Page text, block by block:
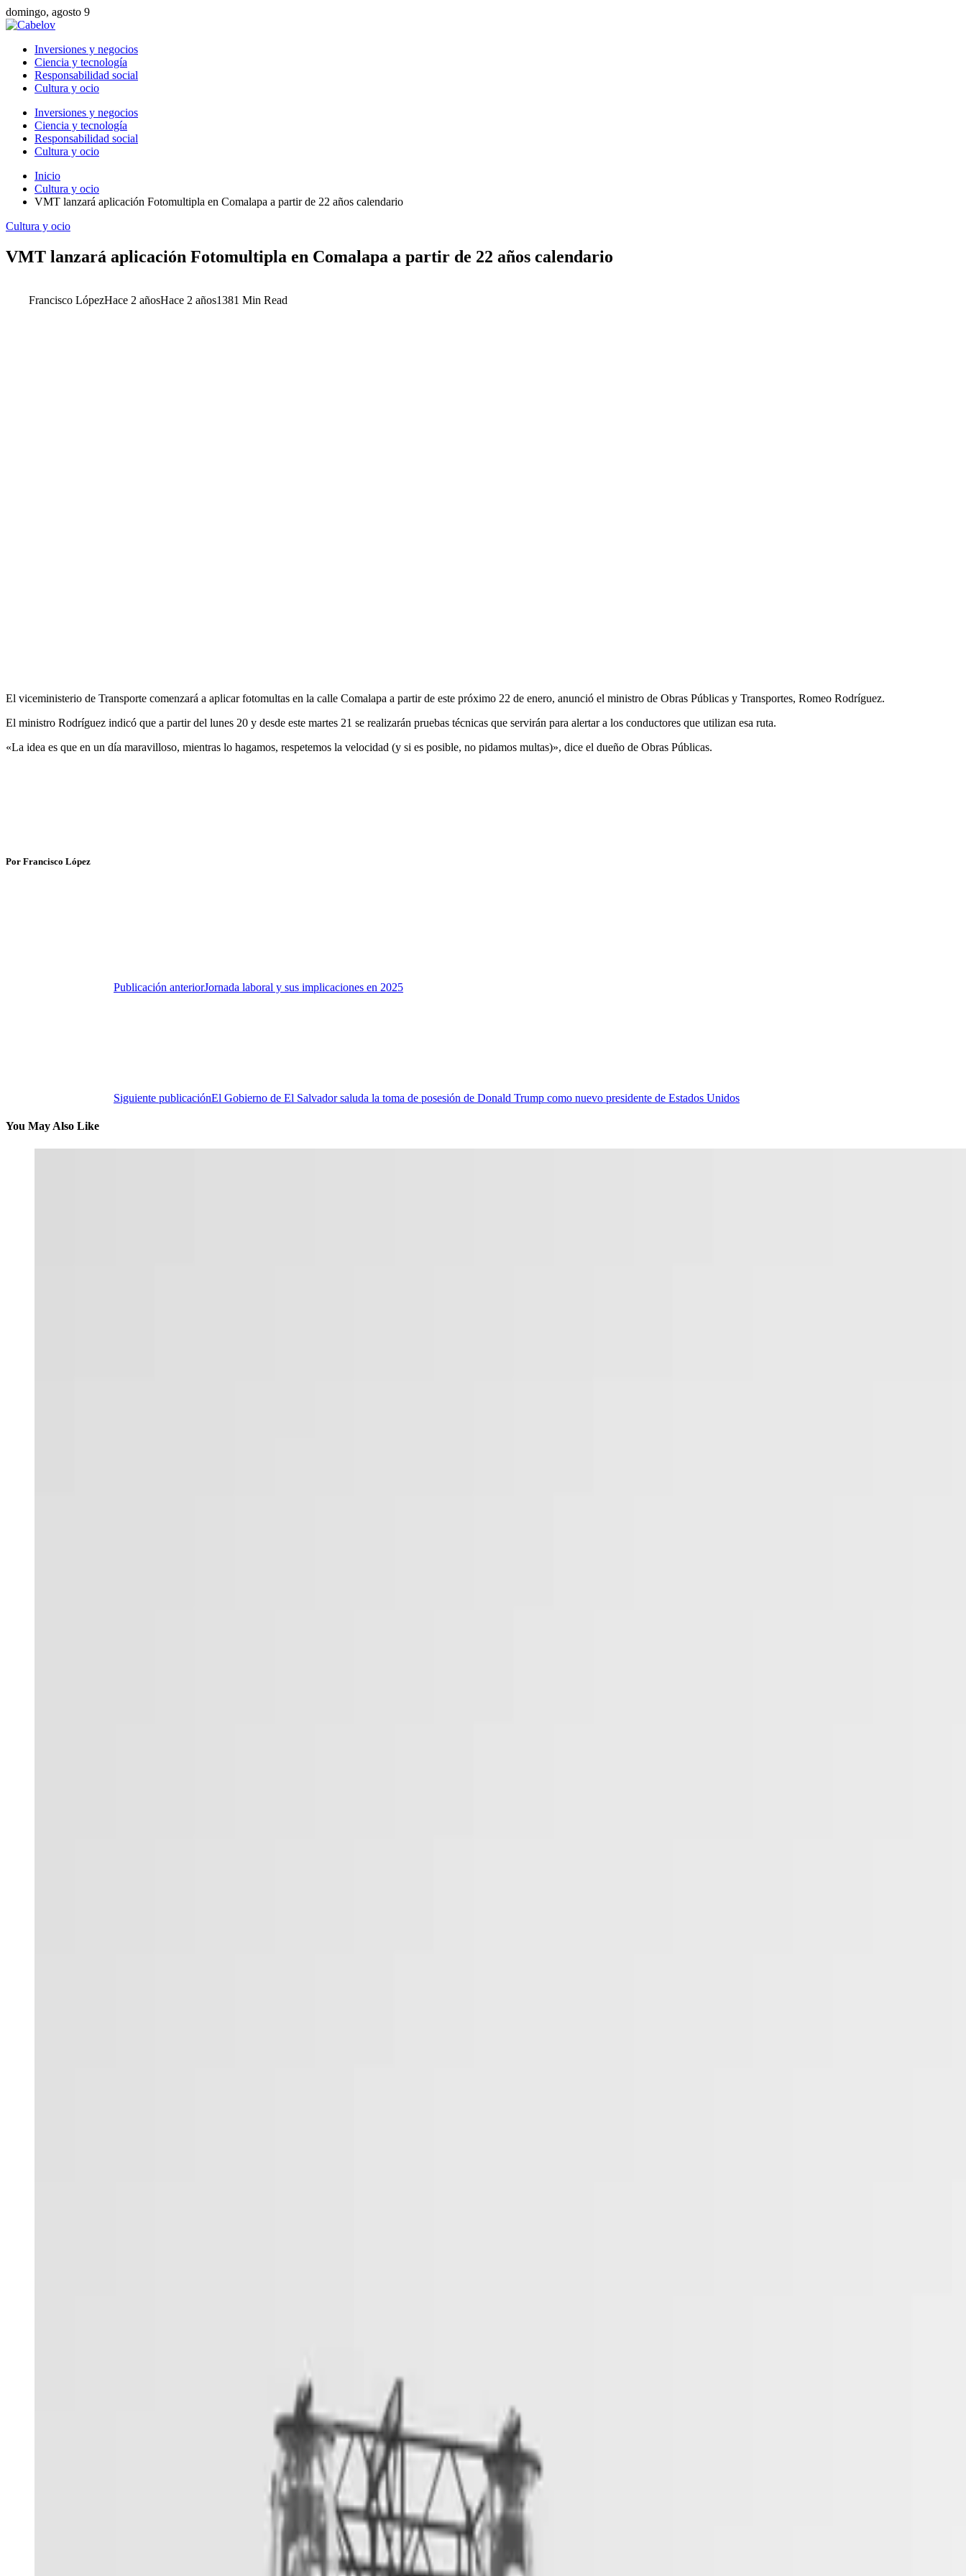
domingo, agosto 9
Inversiones y negocios
Ciencia y tecnología
Responsabilidad social
Cultura y ocio
Inversiones y negocios
Ciencia y tecnología
Responsabilidad social
Cultura y ocio
Inicio
Cultura y ocio
VMT lanzará aplicación Fotomultipla en Comalapa a partir de 22 años calendario
Cultura y ocio
VMT lanzará aplicación Fotomultipla en Comalapa a partir de 22 años calendario
Francisco LópezHace 2 añosHace 2 años1381 Min Read
El viceministerio de Transporte comenzará a aplicar fotomultas en la calle Comalapa a partir de este próximo 22 de enero, anunció el ministro de Obras Públicas y Transportes, Romeo Rodríguez.
El ministro Rodríguez indicó que a partir del lunes 20 y desde este martes 21 se realizarán pruebas técnicas que servirán para alertar a los conductores que utilizan esa ruta.
«La idea es que en un día maravilloso, mientras lo hagamos, respetemos la velocidad (y si es posible, no pidamos multas)», dice el dueño de Obras Públicas.
Por Francisco López
Publicación anteriorJornada laboral y sus implicaciones en 2025
Siguiente publicaciónEl Gobierno de El Salvador saluda la toma de posesión de Donald Trump como nuevo presidente de Estados Unidos
You May Also Like